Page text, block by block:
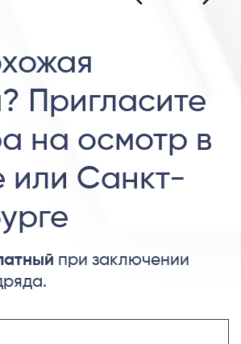
Пригласите
на осмотр в
или Санкт-
при заключении